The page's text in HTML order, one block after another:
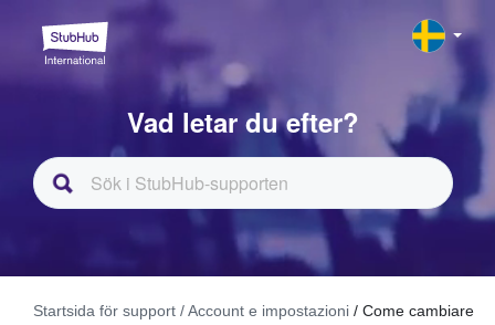
Vad letar du efter?
Startsida för support / Account e impostazioni / Come cambiare